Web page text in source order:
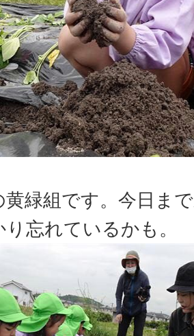
緑組です。今日ま
忘れているかも。